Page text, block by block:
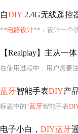
自DIY 2.4G无线遥控
**电路设计** ： 设计一个
【Realplay】主从一体
在使用过程中，用户需要
蓝牙智能手表DIY产
标题中的“蓝牙智能手表
电子小白， DIY蓝牙